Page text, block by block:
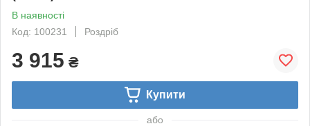
В наявності
Код: 100231
Роздріб
3 915 ₴
Купити
або